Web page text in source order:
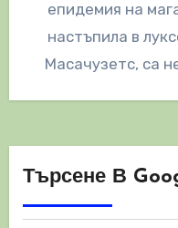
епидемия на
настъпила в
Масачузетс, са
Търсене В